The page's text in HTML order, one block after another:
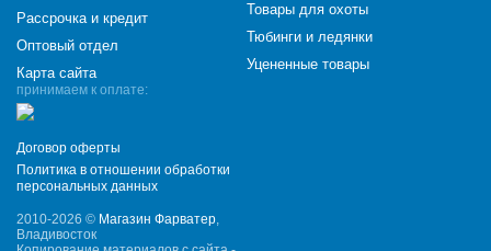
принимаем к оплате:
Договор оферты
Политика в отношении обработки
персональных данных
2010-2026 © Магазин Фарватер,
Владивосток
Рассрочка и кредит
Оптовый отдел
Карта сайта
Товары для охоты
Тюбинги и ледянки
Уцененные товары